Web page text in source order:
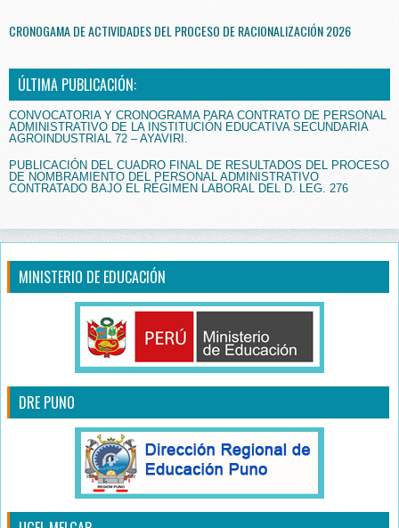
CRONOGAMA DE ACTIVIDADES DEL PROCESO DE RACIONALIZACIÓN 2026
ÚLTIMA PUBLICACIÓN:
CONVOCATORIA Y CRONOGRAMA PARA CONTRATO DE PERSONAL
ADMINISTRATIVO DE LA INSTITUCIÓN EDUCATIVA SECUNDARIA
AGROINDUSTRIAL 72 – AYAVIRI.
PUBLICACIÓN DEL CUADRO FINAL DE RESULTADOS DEL PROCESO
DE NOMBRAMIENTO DEL PERSONAL ADMINISTRATIVO
CONTRATADO BAJO EL RÉGIMEN LABORAL DEL D. LEG. 276
MINISTERIO DE EDUCACIÓN
DRE PUNO